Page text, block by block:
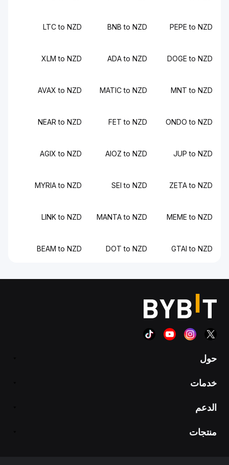
PEPE to NZD
BNB to NZD
LTC to NZD
DOGE to NZD
ADA to NZD
XLM to NZD
MNT to NZD
MATIC to NZD
AVAX to NZD
ONDO to NZD
FET to NZD
NEAR to NZD
JUP to NZD
AIOZ to NZD
AGIX to NZD
ZETA to NZD
SEI to NZD
MYRIA to NZD
MEME to NZD
MANTA to NZD
LINK to NZD
GTAI to NZD
DOT to NZD
BEAM to NZD
حول
خدمات
الدعم
منتجات